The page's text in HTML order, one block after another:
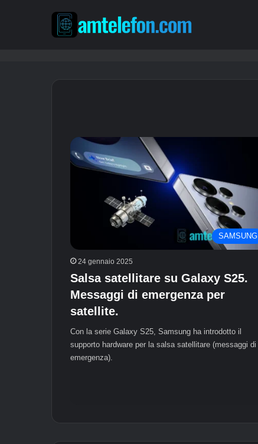
SAMSUNG
24 gennaio 2025
Salsa satellitare su Galaxy S25.
Messaggi di emergenza per
satellite.
Con la serie Galaxy S25, Samsung ha introdotto il
supporto hardware per la salsa satellitare (messaggi di
emergenza).